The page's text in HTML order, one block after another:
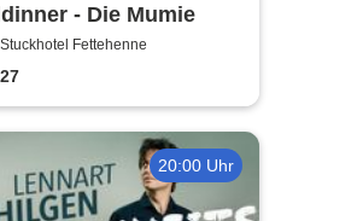
- Die Mumie
Fettehenne
20:00 Uhr